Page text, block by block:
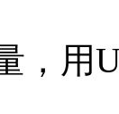
，用